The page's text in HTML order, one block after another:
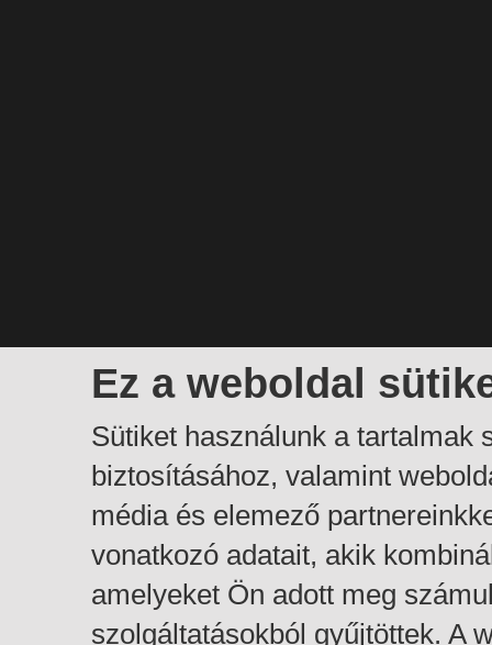
Ez a weboldal
Sütiket használunk a tartalmak
biztosításához, valamint
média és elemező
vonatkozó adatait, akik
amelyeket Ön adott meg
szolgáltatásokból gyűjtöttek. A